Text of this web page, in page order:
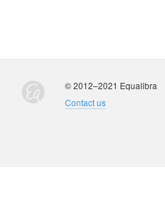
© 2012–2021 Equalibra
Contact us